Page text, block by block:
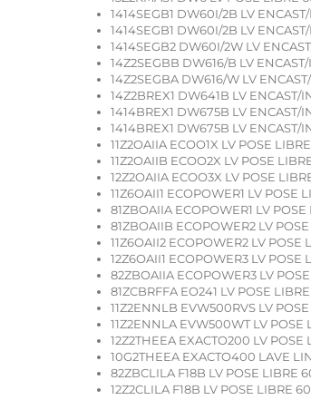
1414SEGB1 DW60I/2B LV
1414SEGB1 DW60I/2B LV
1414SEGB2 DW60I/2W LV
14Z2SEGBB DW616/B LV
14Z2SEGBA DW616/W LV
14Z2BREX1 DW641B LV ENCAST/
1414BREX1 DW675B LV ENCAST/
1414BREX1 DW675B LV ENCAST/
11Z2OAIIA ECOO1X LV POSE
11Z2OAIIB ECOO2X LV POSE
12Z2OAIIA ECOO3X LV POSE
11Z6OAII1 ECOPOWER1 LV POSE
81ZBOAIIA ECOPOWER1 LV
81ZBOAIIB ECOPOWER2 LV
11Z6OAII2 ECOPOWER2 LV POSE
12Z6OAII1 ECOPOWER3 LV POSE
82ZBOAIIA ECOPOWER3 LV
81ZCBRFFA EO241 LV POSE
11Z2ENNLB EVW500RVS LV
11Z2ENNLA EVW500WT LV POSE
12Z2THEEA EXACTO200 LV POSE
10G2THEEA EXACTO400 LAVE
82ZBCLILA F18B LV POSE LIBRE
12Z2CLILA F18B LV POSE LIBRE